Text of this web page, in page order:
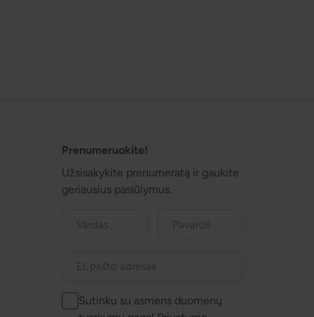
Prenumeruokite!
Užsisakykite prenumeratą ir gaukite
geriausius pasiūlymus.
Sutinku su asmens duomenų